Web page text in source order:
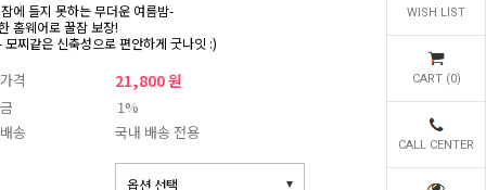
WISH LIST
CART (0)
CALL CENTER
에 들지 못하는 무더운 여름밤-
홈웨어로 꿀잠 보장!
모찌같은 신축성으로 편안하게 굿나잇 :)
격 21,800 원
1%
송
국내 배송 전용